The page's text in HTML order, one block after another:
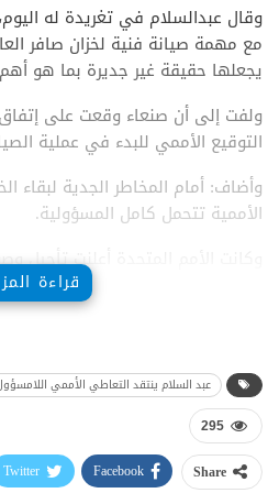
وقال عبدالسلام في تغريدة له
مع مهمة صيانة فنية لخزان صافر
يجعلها حقيقة غير جديرة بما هو
ولفت إلى أن صنعاء وقعت على
التوقيع الأممي للبدء في عملية
وأضاف: أمام المخاطر الجدية لبقاء
الأممية تتحمل كامل المسؤولية.
وكانت الأمم المتحدة أعلنت تأجيل
قراءة
عبد السلام ينتقد التعاطي الأممي
295
Share
Facebook
Twitter